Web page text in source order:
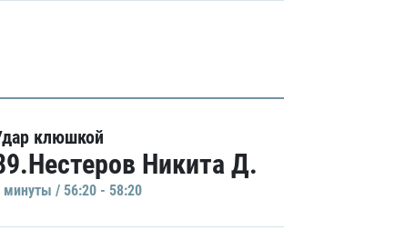
клюшкой
Никита Д.
минуты / 56:20 - 58:20